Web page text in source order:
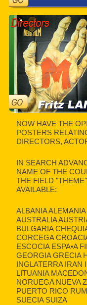
NOW HAVE THE
POSTERS
DIRECTORS,
IN SEARCH
NAME OF THE
THE FIELD
AVAILABLE:
ALBANIA
AUSTRALIA
BULGARIA
CORCEGA
ESCOCIA ESPA•A
GEORGIA GRECIA
INGLATERRA IRAN
LITUANIA
NORUEGA NUEVA
PUERTO RICO
SUECIA SUIZA